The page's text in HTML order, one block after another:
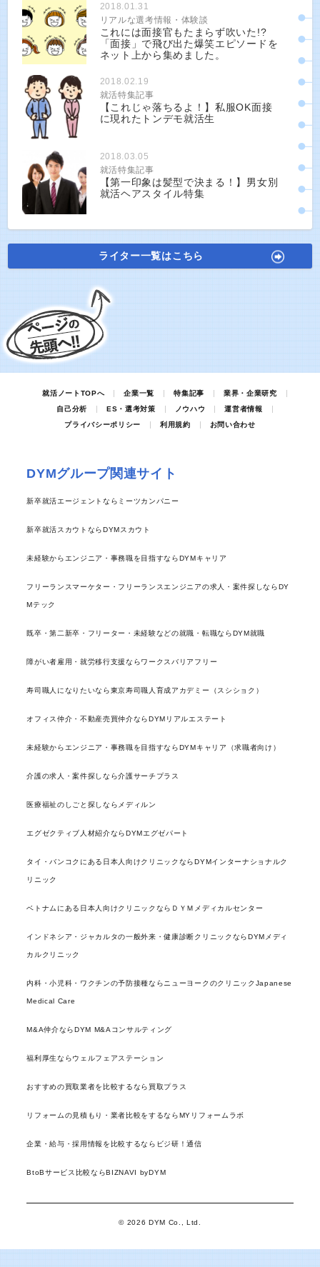
2018.01.31
リアルな選考情報・体験談
これには面接官もたまらず吹いた!?
「面接」で飛び出た爆笑エピソードを
ネット上から集めました。
2018.02.19
就活特集記事
【これじゃ落ちるよ！】私服OK面接
に現れたトンデモ就活生
2018.03.05
就活特集記事
【第一印象は髪型で決まる！】男女別
就活ヘアスタイル特集
ライター一覧はこちら
就活ノートTOPへ 企業一覧 特集記事
業界・企業研究
自己分析
ES・選考対策 ノウハウ
運営者情報
プライバシーポリシー
利用規約 お問い合わせ
DYMグループ関連サイト
新卒就活エージェントならミーツカンパニー
新卒就活スカウトならDYMスカウト
未経験からエンジニア・事務職を目指すならDYMキャリア
フリーランスマーケター・フリーランスエンジニアの求人・案件探しならDY
Mテック
既卒・第二新卒・フリーター・未経験などの就職・転職ならDYM就職
障がい者雇用・就労移行支援ならワークスバリアフリー
寿司職人になりたいなら東京寿司職人育成アカデミー（スシショク）
オフィス仲介・不動産売買仲介ならDYMリアルエステート
未経験からエンジニア・事務職を目指すならDYMキャリア（求職者向け）
介護の求人・案件探しなら介護サーチプラス
医療福祉のしごと探しならメディルン
エグゼクティブ人材紹介ならDYMエグゼパート
タイ・バンコクにある日本人向けクリニックならDYMインターナショナルク
リニック
ベトナムにある日本人向けクリニックならＤＹＭメディカルセンター
インドネシア・ジャカルタの一般外来・健康診断クリニックならDYMメディ
カルクリニック
内科・小児科・ワクチンの予防接種ならニューヨークのクリニックJapanese
Medical Care
M&A仲介ならDYM M&Aコンサルティング
福利厚生ならウェルフェアステーション
おすすめの買取業者を比較するなら買取プラス
リフォームの見積もり・業者比較をするならMYリフォームラボ
企業・給与・採用情報を比較するならビジ研！通信
BtoBサービス比較ならBIZNAVI byDYM
© 2026 DYM Co., Ltd.